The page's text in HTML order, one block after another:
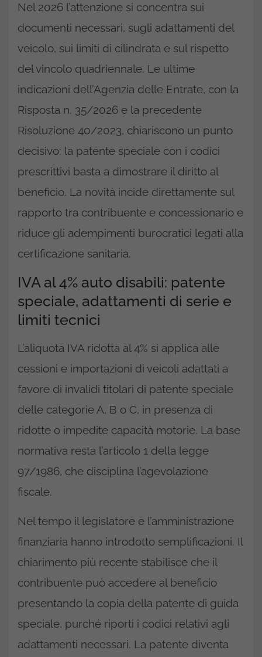
Nel 2026 l’attenzione si concentra sui
documenti necessari, sugli adattamenti del
veicolo, sui limiti di cilindrata e sul rispetto
del vincolo quadriennale. Le ultime
indicazioni dell’Agenzia delle Entrate, con la
Risposta n. 35/2026 e la precedente
Risoluzione 40/2023, chiariscono un punto
decisivo: la patente speciale con i codici
prescrittivi basta a dimostrare il diritto al
beneficio. La novità incide direttamente sul
rapporto tra contribuente e concessionario e
riduce gli adempimenti burocratici legati alla
certificazione sanitaria.
IVA al 4% auto disabili: patente
speciale, adattamenti di serie e
limiti tecnici
L’aliquota IVA ridotta al 4% si applica alle
cessioni e importazioni di veicoli adattati a
favore di invalidi titolari di patente speciale
delle categorie A, B o C, in presenza di
ridotte o impedite capacità motorie. La base
normativa resta l’articolo 1 della legge
97/1986, che disciplina l’agevolazione
fiscale.
Nel tempo il legislatore e l’amministrazione
finanziaria hanno introdotto semplificazioni. Il
chiarimento più recente stabilisce che il
contribuente può accedere al beneficio
presentando la copia della patente di guida
speciale, purché riporti i codici relativi agli
adattamenti necessari. La patente diventa